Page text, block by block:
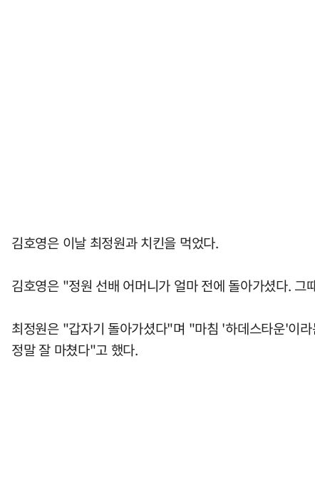
김호영은 이날 최정원과 치킨을 먹었다.
김호영은 "정원 선배 어머니가 얼마 전에 돌아가셨다.
최정원은 "갑자기 돌아가셨다"며 "마침 '하데스타운'이
정말 잘 마쳤다"고 했다.